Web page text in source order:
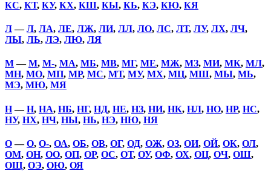
КС, КТ, КУ, КХ, КШ, КЫ, КЬ, КЭ, КЮ, КЯ
Л—Л, ЛА, ЛЕ, ЛЖ, ЛИ, ЛЛ, ЛО, ЛС, ЛТ, ЛУ, ЛХ, ЛЧ,
ЛЫ, ЛЬ, ЛЭ, ЛЮ, ЛЯ
М—М, М-, МА, МБ, МВ, МГ, МЕ, МЖ, МЗ, МИ, МК, МЛ,
МН, МО, МП, МР, МС, МТ, МУ, МХ, МЦ, МШ, МЫ, МЬ,
МЭ, МЮ, МЯ
Н—Н, НА, НБ, НГ, НД, НЕ, НЗ, НИ, НК, НЛ, НО, НР, НС,
НУ, НХ, НЧ, НЫ, НЬ, НЭ, НЮ, НЯ
О—О, О-, ОА, ОБ, ОВ, ОГ, ОД, ОЖ, ОЗ, ОИ, ОЙ, ОК, ОЛ,
ОМ, ОН, ОО, ОП, ОР, ОС, ОТ, ОУ, ОФ, ОХ, ОЦ, ОЧ, ОШ,
ОЩ, ОЭ, ОЮ, ОЯ